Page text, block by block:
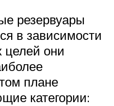
резервуары
в зависимости
целей они
плане
категории: